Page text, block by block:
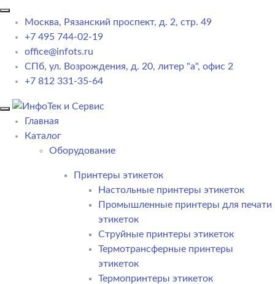
Москва, Рязанский проспект, д. 2, стр. 49
+7 495 744-02-19
office@infots.ru
СПб, ул. Возрождения, д. 20, литер "a", офис 2
+7 812 331-35-64
Главная
Каталог
Оборудование
Принтеры этикеток
Настольные принтеры этикеток
Промышленные принтеры для печати
этикеток
Струйные принтеры этикеток
Термотрансферные принтеры
этикеток
Термопринтеры этикеток